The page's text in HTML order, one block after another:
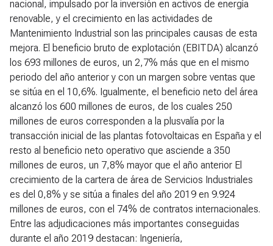
nacional, impulsado por la inversión en activos de energía
renovable, y el crecimiento en las actividades de
Mantenimiento Industrial son las principales causas de esta
mejora. El beneficio bruto de explotación (EBITDA) alcanzó
los 693 millones de euros, un 2,7% más que en el mismo
periodo del año anterior y con un margen sobre ventas que
se sitúa en el 10,6%. Igualmente, el beneficio neto del área
alcanzó los 600 millones de euros, de los cuales 250
millones de euros corresponden a la plusvalía por la
transacción inicial de las plantas fotovoltaicas en España y el
resto al beneficio neto operativo que asciende a 350
millones de euros, un 7,8% mayor que el año anterior El
crecimiento de la cartera de área de Servicios Industriales
es del 0,8% y se sitúa a finales del año 2019 en 9.924
millones de euros, con el 74% de contratos internacionales.
Entre las adjudicaciones más importantes conseguidas
durante el año 2019 destacan: Ingeniería,